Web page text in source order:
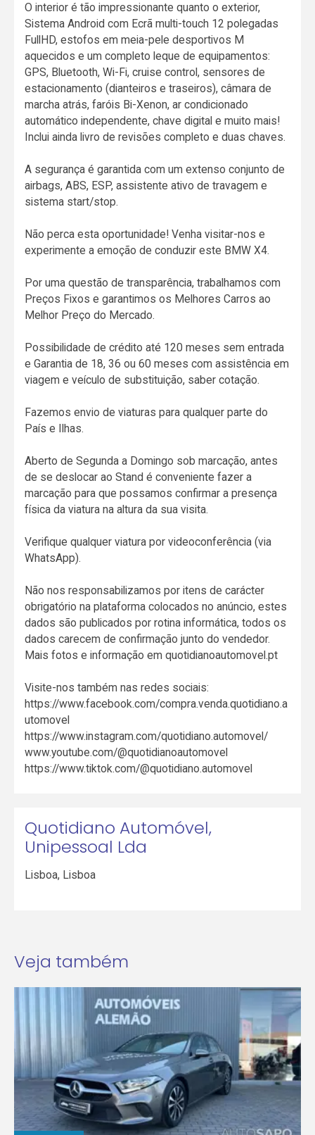
O interior é tão impressionante quanto o exterior,
Sistema Android com Ecrã multi-touch 12 polegadas
FullHD, estofos em meia-pele desportivos M
aquecidos e um completo leque de equipamentos:
GPS, Bluetooth, Wi-Fi, cruise control, sensores de
estacionamento (dianteiros e traseiros), câmara de
marcha atrás, faróis Bi-Xenon, ar condicionado
automático independente, chave digital e muito mais!
Inclui ainda livro de revisões completo e duas chaves.
A segurança é garantida com um extenso conjunto de
airbags, ABS, ESP, assistente ativo de travagem e
sistema start/stop.
Não perca esta oportunidade! Venha visitar-nos e
experimente a emoção de conduzir este BMW X4.
Por uma questão de transparência, trabalhamos com
Preços Fixos e garantimos os Melhores Carros ao
Melhor Preço do Mercado.
Possibilidade de crédito até 120 meses sem entrada
e Garantia de 18, 36 ou 60 meses com assistência em
viagem e veículo de substituição, saber cotação.
Fazemos envio de viaturas para qualquer parte do
País e Ilhas.
Aberto de Segunda a Domingo sob marcação, antes
de se deslocar ao Stand é conveniente fazer a
marcação para que possamos confirmar a presença
física da viatura na altura da sua visita.
Verifique qualquer viatura por videoconferência (via
WhatsApp).
Não nos responsabilizamos por itens de carácter
obrigatório na plataforma colocados no anúncio, estes
dados são publicados por rotina informática, todos os
dados carecem de confirmação junto do vendedor.
Mais fotos e informação em quotidianoautomovel.pt
Visite-nos também nas redes sociais:
https://www.facebook.com/compra.venda.quotidiano.a
utomovel
https://www.instagram.com/quotidiano.automovel/
www.youtube.com/@quotidianoautomovel
https://www.tiktok.com/@quotidiano.automovel
Quotidiano Automóvel,
Unipessoal Lda
Lisboa, Lisboa
Veja também